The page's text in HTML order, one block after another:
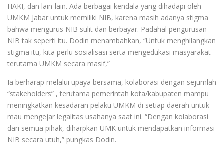
HAKI, dan lain-lain. Ada berbagai kendala yang dihadapi oleh
UMKM Jabar untuk memiliki NIB, karena masih adanya stigma
bahwa mengurus NIB sulit dan berbayar. Padahal pengurusan
NIB tak seperti itu. Dodin menambahkan, “Untuk menghilangkan
stigma itu, kita perlu sosialisasi serta mengedukasi masyarakat
terutama UMKM secara masif,”
Ia berharap melalui upaya bersama, kolaborasi dengan sejumlah
“stakeholders” , terutama pemerintah kota/kabupaten mampu
meningkatkan kesadaran pelaku UMKM di setiap daerah untuk
mau mengejar legalitas usahanya saat ini. “Dengan kolaborasi
dari semua pihak, diharpkan UMK untuk mendapatkan informasi
NIB secara utuh,” pungkas Dodin.